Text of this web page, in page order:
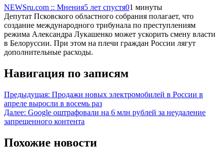
NEWSru.com :: Мнения5 лет спустя01 минуты
Депутат Псковского областного собрания полагает, что
создание международного трибунала по преступлениям
режима Александра Лукашенко может ускорить смену власти
в Белоруссии. При этом на плечи граждан России лягут
дополнительные расходы.
Навигация по записям
Предыдущая: Продажи новых электромобилей в России в
апреле выросли в восемь раз
Далее: Google оштрафовали на 6 млн рублей за неудаление
запрещенного контента
Похожие новости